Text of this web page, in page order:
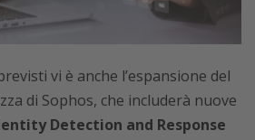
vi è anche l’espansione del
di Sophos, che includerà nuove
Detection and Response